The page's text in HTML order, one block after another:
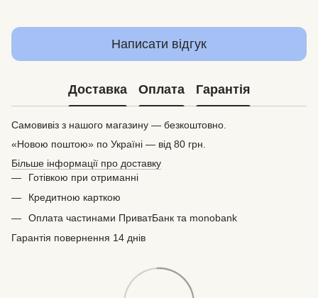
Написати відгук
Доставка Оплата Гарантія
Самовивіз з нашого магазину — безкоштовно.
«Новою поштою» по Україні — від 80 грн.
Більше інформації про доставку
Готівкою при отриманні
Кредитною карткою
Оплата частинами ПриватБанк та monobank
Гарантія повернення 14 днів